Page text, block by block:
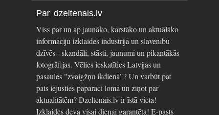
Par dzeltenais.lv
Viss par un ap jaunāko, karstāko un aktuālāko
informāciju izklaides industrijā un slavenību
dzīvēs - skandāli, stāsti, jaunumi un pikantākās
fotogrāfijas. Vēlies ieskatīties Latvijas un
pasaules "zvaigžņu ikdienā"? Un varbūt pat
pats iejusties paparaci lomā un ziņot par
aktualitātēm? Dzeltenais.lv ir īstā vieta!
Izklaides deva visai dienai garantēta! E-pasts